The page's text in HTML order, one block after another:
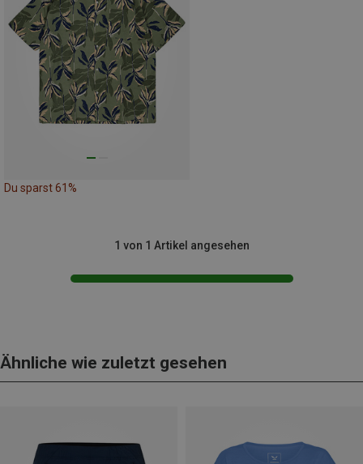
Du sparst 61%
1 von 1 Artikel angesehen
Ähnliche wie zuletzt gesehen